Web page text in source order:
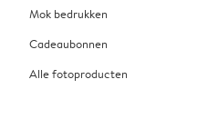
Mok bedrukken
Cadeaubonnen
Alle fotoproducten